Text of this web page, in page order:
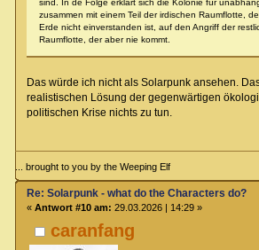
sind. In de Folge erklärt sich die Kolonie für
zusammen mit einem Teil der irdischen Raumflotte,
Erde nicht einverstanden ist, auf den Angriff der
Raumflotte, der aber nie kommt.
Das würde ich nicht als Solarpunk ansehen.
realistischen Lösung der gegenwärtigen
politischen Krise nichts zu tun.
... brought to you by the Weeping Elf
caranfang
Re: Solarpunk - what do the Characters do?
« Antwort #10 am: 29.03.2026 | 14:29 »